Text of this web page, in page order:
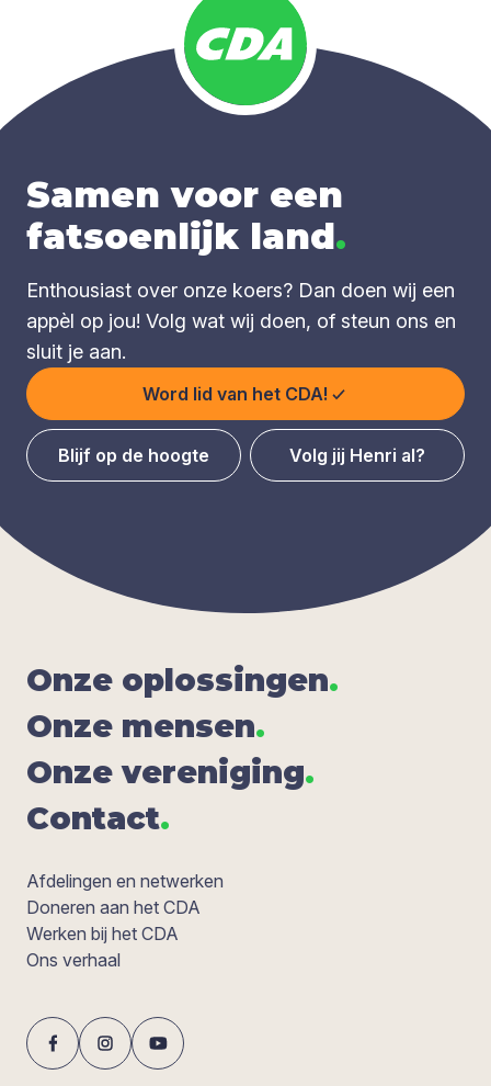
Samen voor een
fatsoenlijk land.
Enthousiast over onze koers? Dan doen wij een
appèl op jou! Volg wat wij doen, of steun ons en
sluit je aan.
Word lid van het CDA!
Blijf op de hoogte Volg jij Henri al?
Onze oplos­sin­gen.
Onze men­sen.
Onze ver­e­ni­ging.
Con­tact.
Afdelingen en netwerken
Doneren aan het CDA
Werken bij het CDA
Ons verhaal